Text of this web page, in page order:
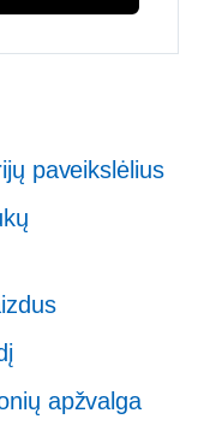
paveikslėlius
apžvalga